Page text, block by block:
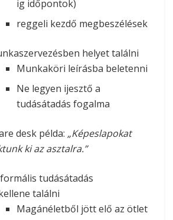
ig időpontok)
reggeli kezdő megbeszélések
helyet találni
Munkaköri leírásba beletenni
Ne legyen ijesztő a
tudásátadás fogalma
desk példa: „Képeslapokat
ki az asztalra.”
tudásátadás
találni
Magánéletből jött elő az ötlet